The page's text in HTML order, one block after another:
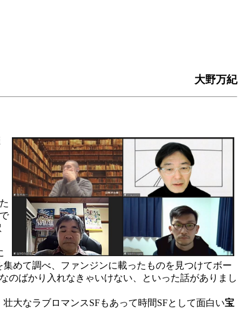
大野万紀
めて調べ、ファンジンに載ったものを見つけてボー
のばかり入れなきゃいけない、といった話がありまし
壮大なラブロマンスSFもあって時間SFとして面白い宝